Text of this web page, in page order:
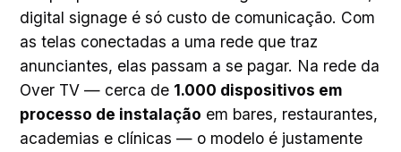
digital signage é só custo de comunicação. Com
as telas conectadas a uma rede que traz
anunciantes, elas passam a se pagar. Na rede da
Over TV — cerca de 1.000 dispositivos em
processo de instalação em bares, restaurantes,
academias e clínicas — o modelo é justamente